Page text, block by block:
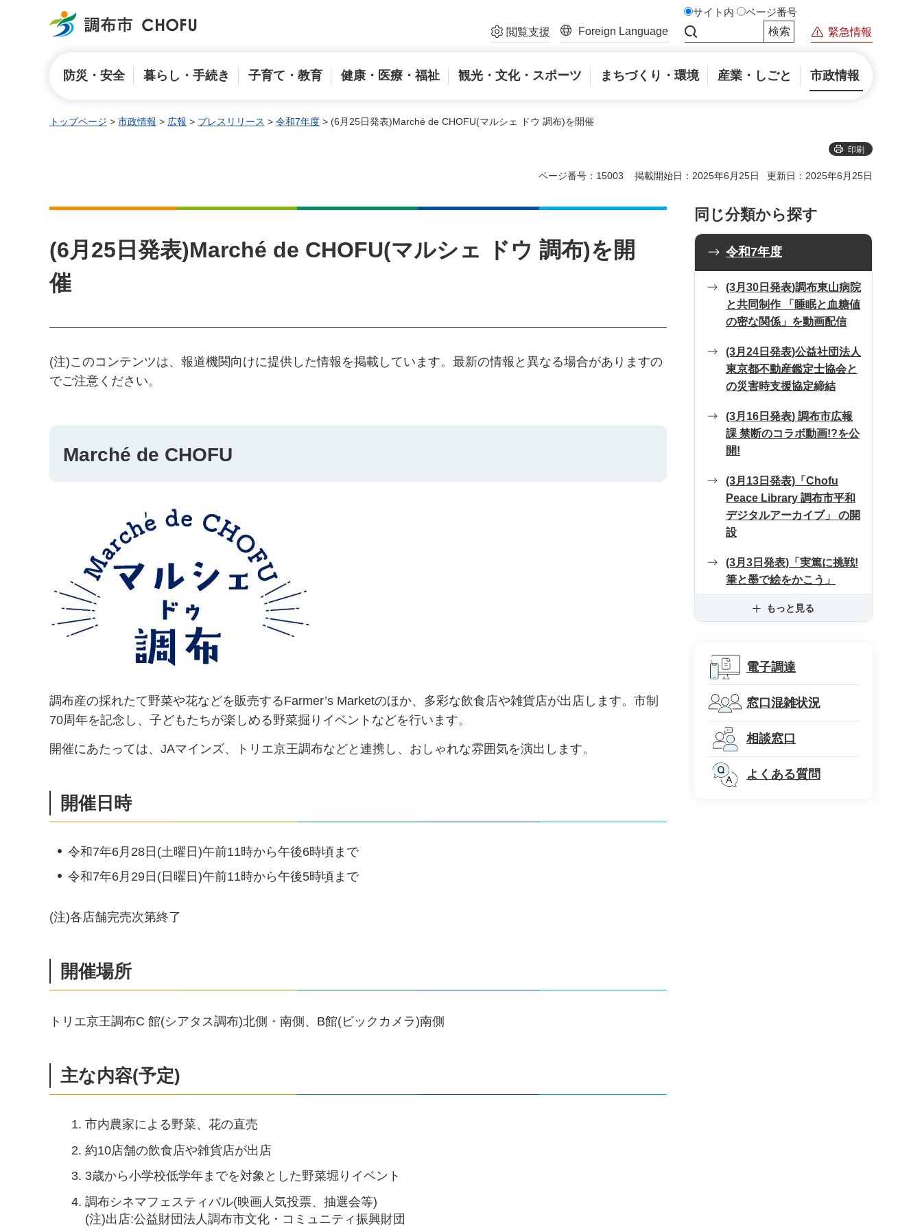
調布市 閲覧支援 Foreign Language
サイト内 ページ番号
緊急情報
防災・安全 暮らし・手続き 子育て・教育 健康・医療・福祉 観光・文化・スポーツ まちづくり・環境 産業・しごと 市政情報
トップページ > 市政情報 > 広報 > プレスリリース > 令和7年度 > (6月25日発表)Marché de CHOFU(マルシェ ドウ 調布)を開催
印刷
ページ番号：15003 掲載開始日：2025年6月25日 更新日：2025年6月25日
(6月25日発表)Marché de CHOFU(マルシェ ドウ 調布)を開
催
(注)このコンテンツは、報道機関向けに提供した情報を掲載しています。最新の情報と異なる場合がありますの
でご注意ください。
Marché de CHOFU
調布産の採れたて野菜や花などを販売するFarmer’s Marketのほか、多彩な飲食店や雑貨店が出店します。市制
70周年を記念し、子どもたちが楽しめる野菜掘りイベントなどを行います。
開催にあたっては、JAマインズ、トリエ京王調布などと連携し、おしゃれな雰囲気を演出します。
開催日時
令和7年6月28日(土曜日)午前11時から午後6時頃まで
令和7年6月29日(日曜日)午前11時から午後5時頃まで
(注)各店舗完売次第終了
開催場所
トリエ京王調布C 館(シアタス調布)北側・南側、B館(ビックカメラ)南側
主な内容(予定)
市内農家による野菜、花の直売
約10店舗の飲食店や雑貨店が出店
3歳から小学校低学年までを対象とした野菜堀りイベント
調布シネマフェスティバル(映画人気投票、抽選会等)
(注)出店:公益財団法人調布市文化・コミュニティ振興財団
同じ分類から探す
令和7年度
(3月30日発表)調布東山病院
と共同制作 「睡眠と血糖値
の密な関係」を動画配信
(3月24日発表)公益社団法人
東京都不動産鑑定士協会と
の災害時支援協定締結
(3月16日発表) 調布市広報
課 禁断のコラボ動画!?を公
開!
(3月13日発表)「Chofu
Peace Library 調布市平和
デジタルアーカイブ」 の開
設
(3月3日発表)「実篤に挑戦!
筆と墨で絵をかこう」
もっと見る
電子調達
窓口混雑状況
相談窓口
よくある質問